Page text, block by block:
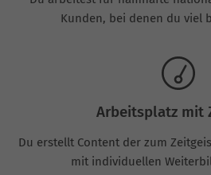
Kunden, bei denen du viel
Arbeitsplatz mit
Du erstellt Content der zum
mit individuellen